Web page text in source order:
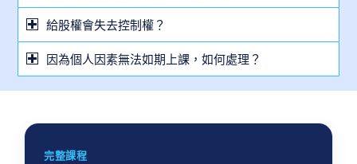
給股權會失去控制權？
因為個人因素無法如期上課，如何處理？
完整課程